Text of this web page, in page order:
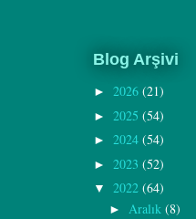
Blog Arşivi
► 2026 (21)
► 2025 (54)
► 2024 (54)
► 2023 (52)
▼ 2022 (64)
► Aralık (8)